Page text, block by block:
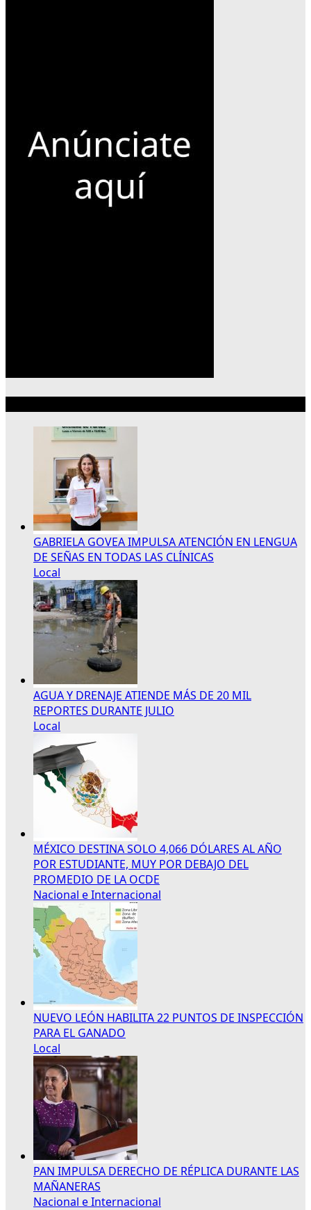
GABRIELA GOVEA IMPULSA ATENCIÓN EN LENGUA
DE SEÑAS EN TODAS LAS CLÍNICAS
Local
AGUA Y DRENAJE ATIENDE MÁS DE 20 MIL
REPORTES DURANTE JULIO
Local
MÉXICO DESTINA SOLO 4,066 DÓLARES AL AÑO
POR ESTUDIANTE, MUY POR DEBAJO DEL
PROMEDIO DE LA OCDE
Nacional e Internacional
NUEVO LEÓN HABILITA 22 PUNTOS DE INSPECCIÓN
PARA EL GANADO
Local
PAN IMPULSA DERECHO DE RÉPLICA DURANTE LAS
MAÑANERAS
Nacional e Internacional